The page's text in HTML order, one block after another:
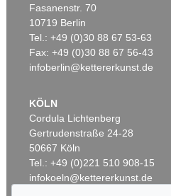
Fasanenstr. 70
10719 Berlin
Tel.: +49 (0)30 88 67 53-63
Fax: +49 (0)30 88 67 56-43
infoberlin@kettererkunst.de
KÖLN
Cordula Lichtenberg
Gertrudenstraße 24-28
50667 Köln
Tel.: +49 (0)221 510 908-15
infokoeln@kettererkunst.de